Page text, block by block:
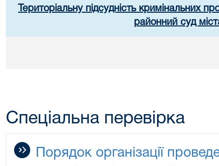
Територіальну підсудність кримінальних
районний суд
Спеціальна перевірка
Порядок організації